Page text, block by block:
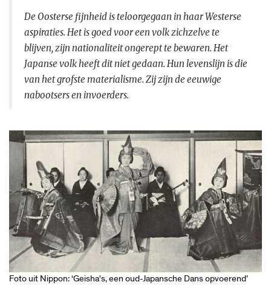
De Oosterse fijnheid is teloorgegaan in haar Westerse
aspiraties. Het is goed voor een volk zichzelve te
blijven, zijn nationaliteit ongerept te bewaren. Het
Japanse volk heeft dit niet gedaan. Hun levenslijn is die
van het grofste materialisme. Zij zijn de eeuwige
nabootsers en invoerders.
Foto uit Nippon: ‘Geisha's, een oud-Japansche Dans opvoerend’